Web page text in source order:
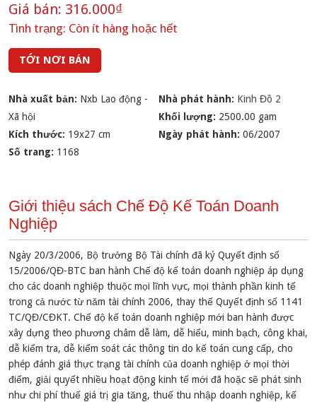
Giá bán: 316.000₫
Tình trạng: Còn ít hàng hoặc hết
TỚI NƠI BÁN
Nhà xuất bản: Nxb Lao động -
Xã hội
Nhà phát hành: Kinh Đô 2
Khối lượng: 2500.00 gam
Kích thước: 19x27 cm Ngày phát hành: 06/2007
Số trang: 1168
Giới thiệu sách Chế Độ Kế Toán Doanh
Nghiệp
Ngày 20/3/2006, Bộ trưởng Bộ Tài chính đã ký Quyết định số
15/2006/QĐ-BTC ban hành Chế độ kế toán doanh nghiệp áp dụng
cho các doanh nghiệp thuộc mọi lĩnh vực, mọi thành phần kinh tế
trong cả nước từ năm tài chính 2006, thay thế Quyết định số 1141
TC/QĐ/CĐKT. Chế độ kế toán doanh nghiệp mới ban hành được
xây dựng theo phương châm dễ làm, dễ hiểu, minh bạch, công khai,
dễ kiểm tra, dễ kiểm soát các thông tin do kế toán cung cấp, cho
phép đánh giá thực trạng tài chính của doanh nghiệp ở mọi thời
điểm, giải quyết nhiều hoạt động kinh tế mới đã hoặc sẽ phát sinh
như chi phí thuế giá trị gia tăng, thuế thu nhập doanh nghiệp, kế